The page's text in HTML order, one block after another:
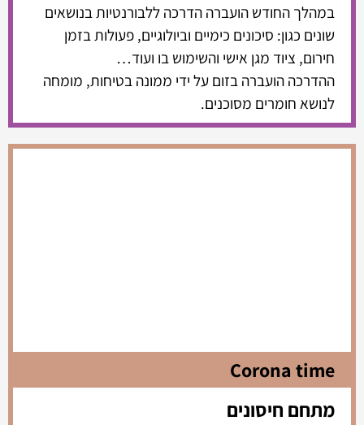
במהלך החודש הועברה הדרכה ללבורנטיות בנושאים
שונים כגון: סיכונים כימיים וביולוגיים, פעולות בזמן
חירום, ציוד מגן אישי והשימוש בו ועוד…
ההדרכה הועברה בזום על ידי ממונה בטיחות, מומחה
לנושא חומרים מסוכנים.
Corona time
מתחם חיסונים